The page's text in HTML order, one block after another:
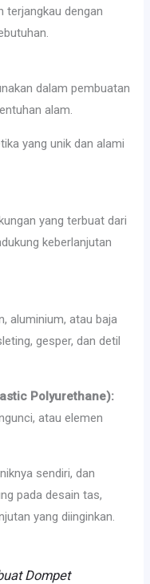
terjangkau dengan
dalam pembuatan
alam.
yang unik dan alami
yang terbuat dari
keberlanjutan
aluminium, atau baja
gesper, dan detil
Polyurethane):
atau elemen
sendiri, dan
pada desain tas,
yang diinginkan.
Dompet